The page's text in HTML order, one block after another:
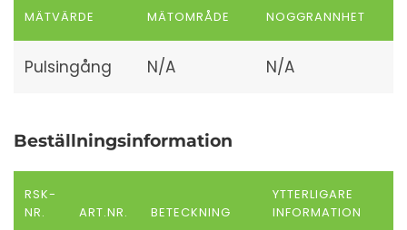
MÄTVÄRDE MÄTOMRÅDE NOGGRANNHET
Pulsingång N/A N/A
Beställningsinformation
RSK-
NR.
ART.NR. BETECKNING
YTTERLIGARE
INFORMATION